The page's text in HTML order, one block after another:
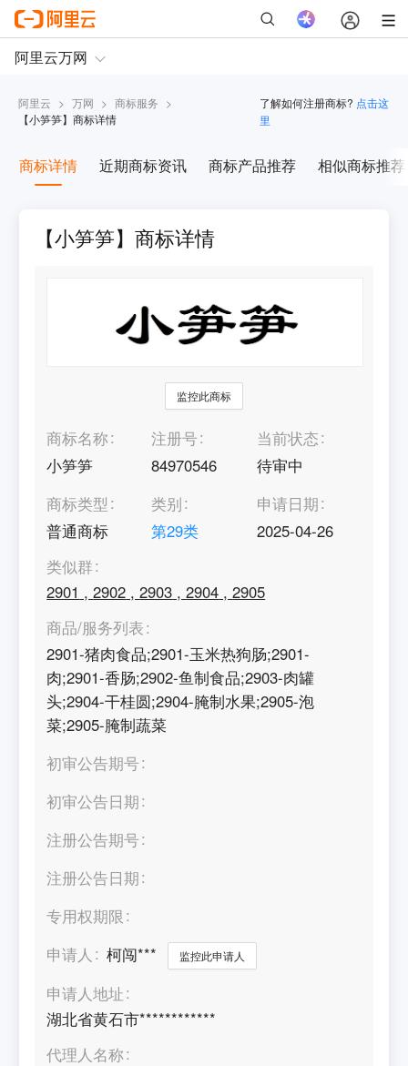
阿里云 > 万网 > 商标服务 >
【小笋笋】商标详情
了解如何注册商标? 点击这
里
商标详情 近期商标资讯 商标产品推荐 相似商标推荐
【小笋笋】商标详情
监控此商标
商标名称
小笋笋
注册号
84970546
当前状态
待审中
商标类型
普通商标
类别
第29类
申请日期
2025-04-26
类似群
2901 ,2902 ,2903 ,2904 ,2905
商品/服务列表
2901-猪肉食品;2901-玉米热狗肠;2901-
肉;2901-香肠;2902-鱼制食品;2903-肉罐
头;2904-干桂圆;2904-腌制水果;2905-泡
菜;2905-腌制蔬菜
初审公告期号
初审公告日期
注册公告期号
注册公告日期
专用权期限
申请人
柯闯*** 监控此申请人
申请人地址
湖北省黄石市************
代理人名称